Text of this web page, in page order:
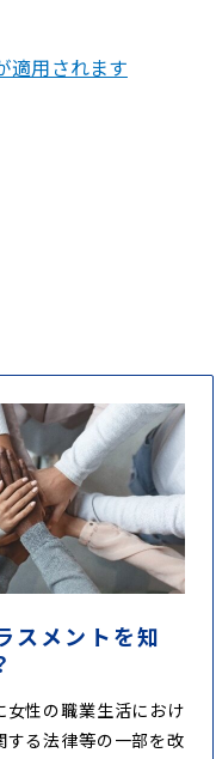
適用されます
スメントを知
性の職業生活におけ
する法律等の一部を改